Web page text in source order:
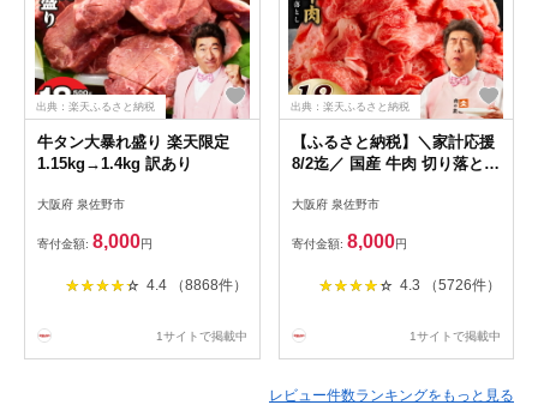
出典：楽天ふるさと納税
牛タン大暴れ盛り 楽天限定
1.15kg→1.4kg 訳あり
大阪府 泉佐野市
寄付金額: 8,000円
4.4 （8868件）
1サイトで掲載中
出典：楽天ふるさと納税
【ふるさと納税】＼家計応援
8/2迄／ 国産 牛肉 切り落とし
600g 〜 1.8kg 国産牛 味付け
サイズ不揃い 極味付け 定期
家族 最短翌日発送 5営業日
送料無料
大阪府 泉佐野市
寄付金額: 8,000円
4.3 （5726件）
1サイトで掲載中
レビュー件数ランキングをもっと見る